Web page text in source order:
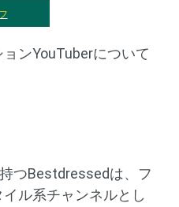
ンYouTuberについて
つBestdressedは、フ
ル系チャンネルとし